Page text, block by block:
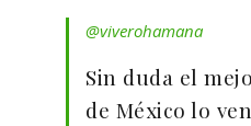
@viverohamana
Sin duda el
de México lo